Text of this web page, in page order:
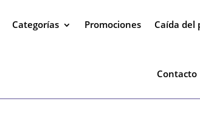
Categorías Promociones Caída del
Contacto